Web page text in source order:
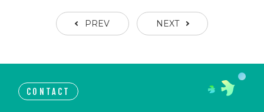
PREV NEXT
CONTACT